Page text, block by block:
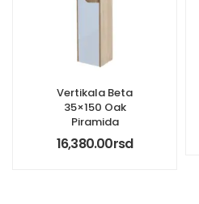
Vertikala Beta
35×150 Oak
Piramida
16,380.00rsd